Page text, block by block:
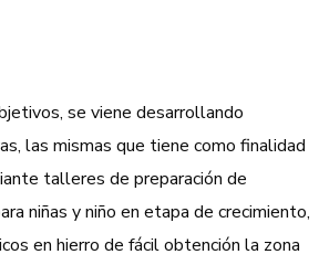
se viene desarrollando
las mismas que tiene como finalidad
talleres de preparación de
niñas y niño en etapa de crecimiento,
en hierro de fácil obtención la zona